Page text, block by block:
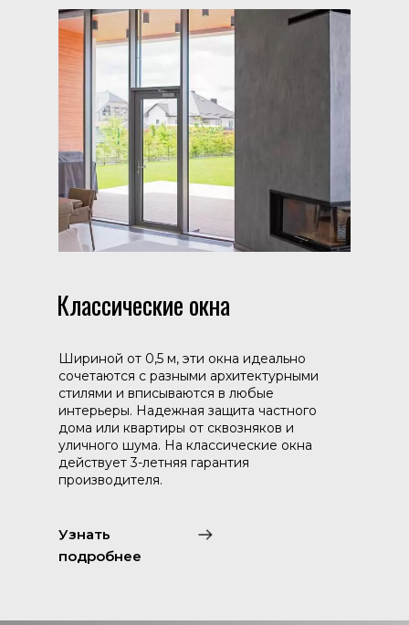
Узнать
подробнее
Шириной от 0,5 м, эти окна идеально
сочетаются с разными архитектурными
стилями и вписываются в любые
интерьеры. Надежная защита частного
дома или квартиры от сквозняков и
уличного шума. На классические окна
действует 3-летняя гарантия
производителя.
Классические окна